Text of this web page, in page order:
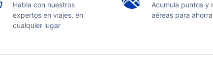
Habla con nuestros
expertos en viajes, en
cualquier lugar
Acumula puntos y
aéreas para